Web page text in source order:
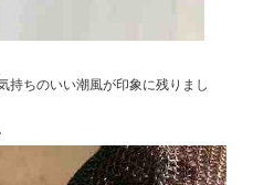
持ちのいい潮風が印象に残りまし